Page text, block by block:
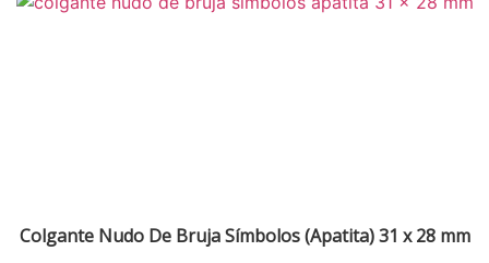
Colgante Nudo De Bruja Símbolos (Apatita) 31 x 28 mm